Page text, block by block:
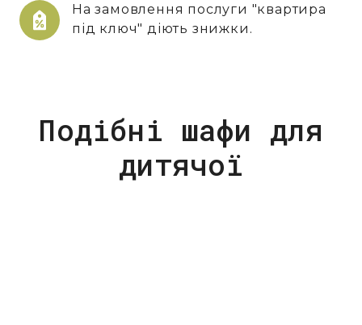
На замовлення послуги "квартира
під ключ" діють знижки.
Подібні шафи для
дитячої